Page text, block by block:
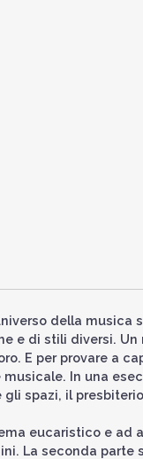
della
e di stili diversi.
E per provare a
In una
spazi, il
eucaristico e ad
La seconda